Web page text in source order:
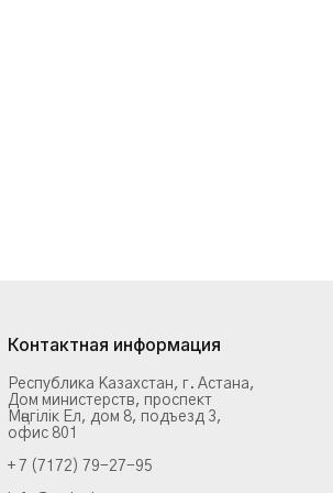
Контактная информация
Республика Казахстан, г. Астана,
Дом министерств, проспект
Мәңгілік Ел, дом 8, подъезд 3,
офис 801
+ 7 (7172) 79-27-95